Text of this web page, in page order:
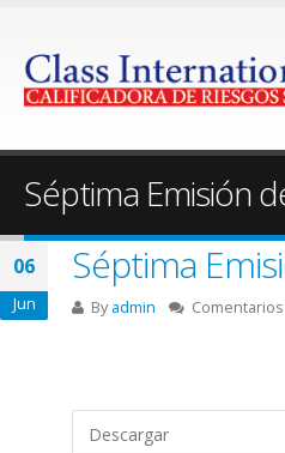
Séptima Emisión
06
Jun
Séptima
By admin
Descargar